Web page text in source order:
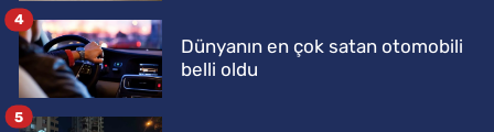
Dünyanın en çok satan otomobili
belli oldu
4
5